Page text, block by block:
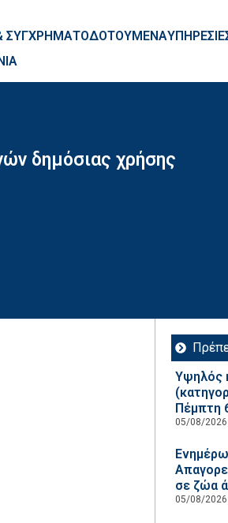
ΣΥΓΧΡΗΜΑΤΟΔΟΤΟΥΜΕΝΑ
δημόσιας χρήσης
Υψηλός
Πέμπτη
05/08/2026
σε ζώα
05/08/2026